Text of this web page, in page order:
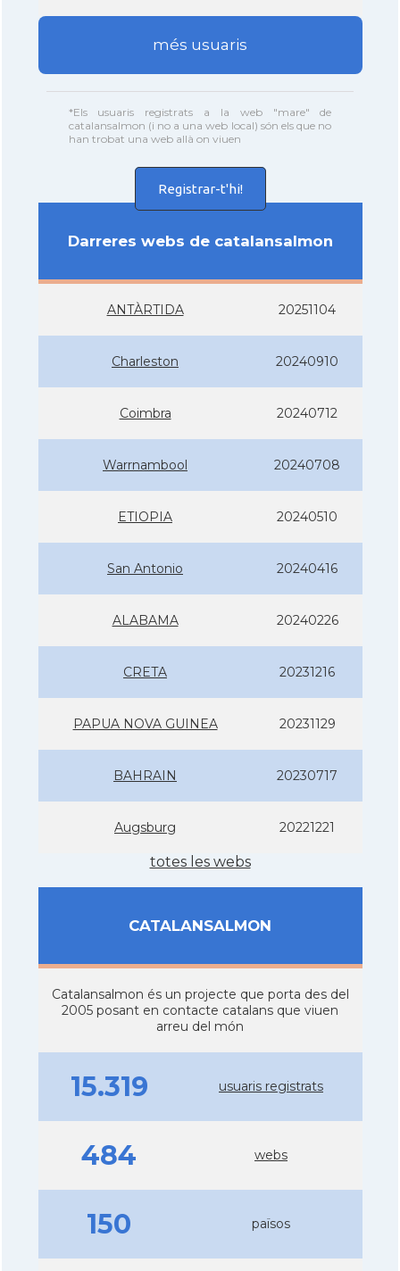
més usuaris
*Els usuaris registrats a la web "mare" de
catalansalmon (i no a una web local) són els que no
han trobat una web allà on viuen
Registrar-t'hi!
Darreres webs de catalansalmon
ANTÀRTIDA 20251104
Charleston 20240910
Coimbra 20240712
Warrnambool 20240708
ETIOPIA 20240510
San Antonio 20240416
ALABAMA 20240226
CRETA 20231216
PAPUA NOVA GUINEA 20231129
BAHRAIN 20230717
Augsburg 20221221
totes les webs
CATALANSALMON
Catalansalmon és un projecte que porta des del
2005 posant en contacte catalans que viuen
arreu del món
15.319 usuaris registrats
484 webs
150 països